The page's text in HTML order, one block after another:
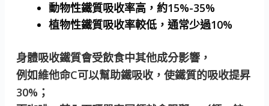
動物性鐵質吸收率高，約15%-35%
植物性鐵質吸收率較低，通常少過10%
身體吸收鐵質會受飲食中其他成分影響，
例如維他命C可以幫助鐵吸收，使鐵質的吸收提昇
30%；